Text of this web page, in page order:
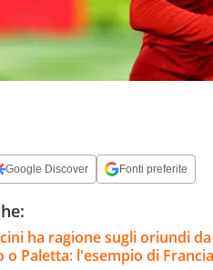
Google Discover Fonti preferite
ha ragione sugli oriundi
o Paletta: l'esempio di